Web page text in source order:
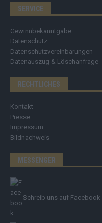
SERVICE
Gewinnbekanntgabe
Datenschutz
Datenschutzvereinbarungen
Datenauszug & Löschanfrage
RECHTLICHES
Kontakt
Presse
Impressum
Bildnachweis
MESSENGER
Schreib uns auf Facebook